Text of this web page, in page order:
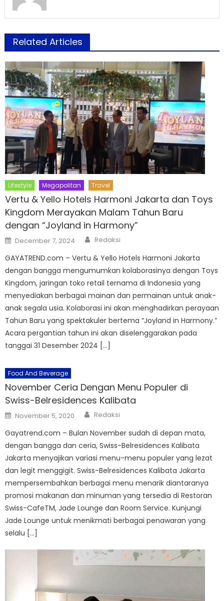
Related Articles
Lifestyle Megapolitan Travel
Vertu & Yello Hotels Harmoni Jakarta dan Toys
Kingdom Merayakan Malam Tahun Baru
dengan “Joyland in Harmony”
Posted
on
December 7, 2024 Author
Redaksi
GAYATREND.com – Vertu & Yello Hotels Harmoni Jakarta
dengan bangga mengumumkan kolaborasinya dengan Toys
Kingdom, jaringan toko retail ternama di Indonesia yang
menyediakan berbagai mainan dan permainan untuk anak-
anak segala usia. Kolaborasi ini akan menghadirkan perayaan
Tahun Baru yang spektakuler bertema “Joyland in Harmony.”
Acara pergantian tahun ini akan diselenggarakan pada
tanggai 31 Desember 2024 […]
Food And Beverage
November Ceria Dengan Menu Populer di
Swiss-Belresidences Kalibata
Posted
on
November 5, 2020 Author
Redaksi
Gayatrend.com – Bulan November sudah di depan mata,
dengan bangga dan ceria, Swiss-Belresidences Kalibata
Jakarta menyajikan variasi menu-menu populer yang lezat
dan legit menggigit. Swiss-Belresidences Kalibata Jakarta
mempersembahkan berbagai menu menarik diantaranya
promosi makanan dan minuman yang tersedia di Restoran
Swiss-CafeTM, Jade Lounge dan Room Service. Kunjungi
Jade Lounge untuk menikmati berbagai penawaran yang
selalu […]